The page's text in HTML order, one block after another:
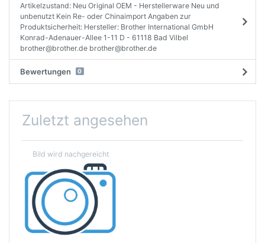
Artikelzustand: Neu Original OEM - Herstellerware Neu und
unbenutzt Kein Re- oder Chinaimport Angaben zur
Produktsicherheit: Hersteller: Brother International GmbH
Konrad-Adenauer-Allee 1-11 D - 61118 Bad Vilbel
brother@brother.de brother@brother.de
Bewertungen 0
Zuletzt angesehen